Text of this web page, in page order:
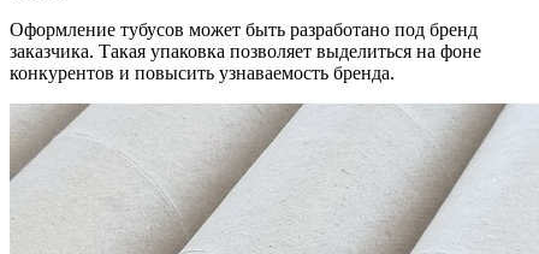
Оформление тубусов может быть разработано под бренд
заказчика. Такая упаковка позволяет выделиться на фоне
конкурентов и повысить узнаваемость бренда.